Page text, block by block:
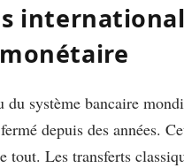
du système bancaire
depuis des années.
tout. Les transferts